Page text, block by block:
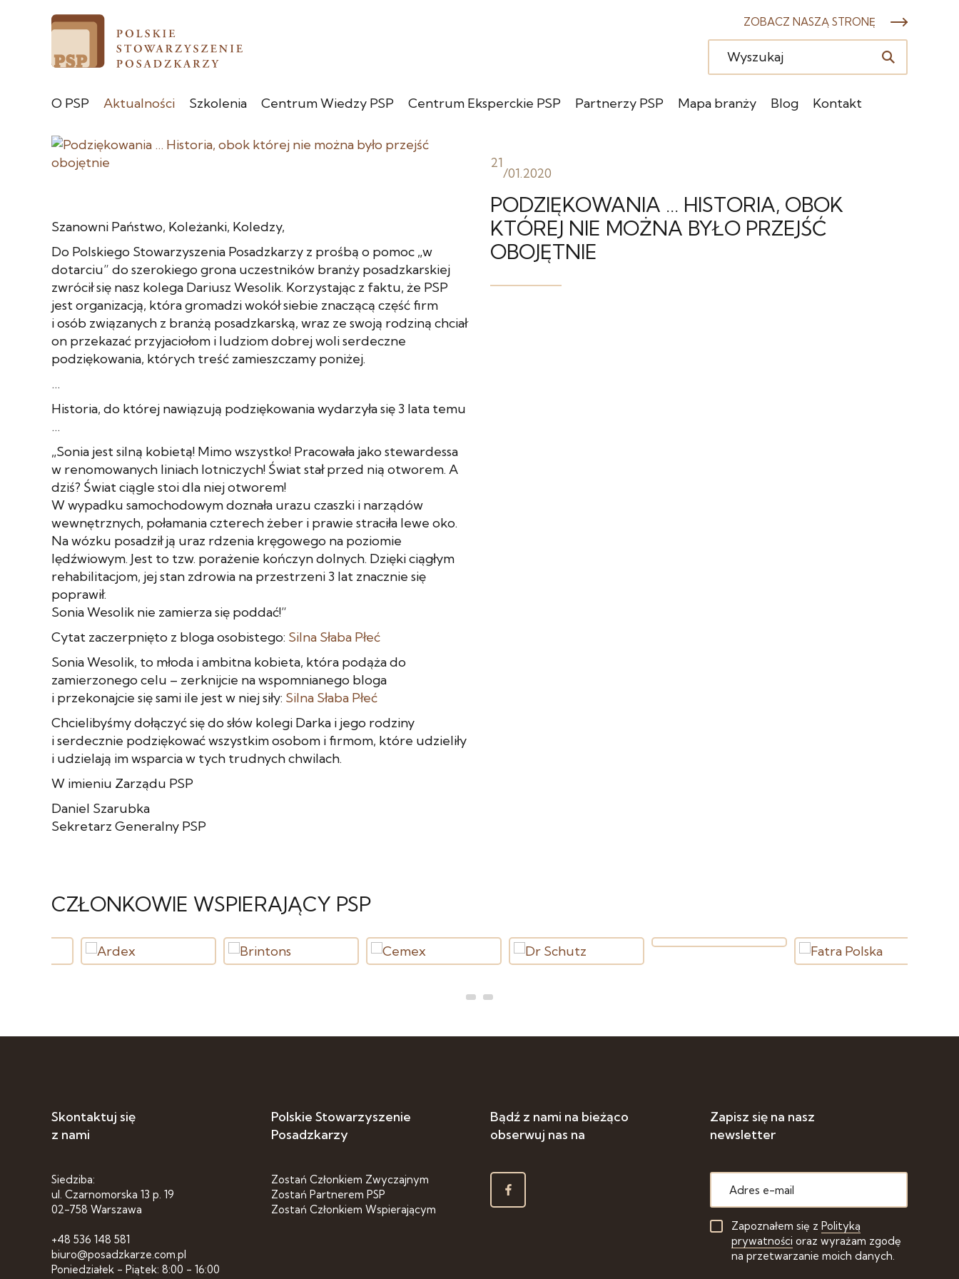
ZOBACZ NASZĄ STRONĘ
O PSP Aktualności Szkolenia Centrum Wiedzy PSP Centrum Eksperckie PSP Partnerzy PSP Mapa branży Blog Kontakt
21
/01.2020
PODZIĘKOWANIA … HISTORIA, OBOK
KTÓREJ NIE MOŻNA BYŁO PRZEJŚĆ
OBOJĘTNIE
Szanowni Państwo, Koleżanki, Koledzy,
Do Polskiego Stowarzyszenia Posadzkarzy z prośbą o pomoc „w
dotarciu” do szerokiego grona uczestników branży posadzkarskiej
zwrócił się nasz kolega Dariusz Wesolik. Korzystając z faktu, że PSP
jest organizacją, która gromadzi wokół siebie znaczącą część firm
i osób związanych z branżą posadzkarską, wraz ze swoją rodziną chciał
on przekazać przyjaciołom i ludziom dobrej woli serdeczne
podziękowania, których treść zamieszczamy poniżej.
…
Historia, do której nawiązują podziękowania wydarzyła się 3 lata temu
…
„Sonia jest silną kobietą! Mimo wszystko! Pracowała jako stewardessa
w renomowanych liniach lotniczych! Świat stał przed nią otworem. A
dziś? Świat ciągle stoi dla niej otworem!
W wypadku samochodowym doznała urazu czaszki i narządów
wewnętrznych, połamania czterech żeber i prawie straciła lewe oko.
Na wózku posadził ją uraz rdzenia kręgowego na poziomie
lędźwiowym. Jest to tzw. porażenie kończyn dolnych. Dzięki ciągłym
rehabilitacjom, jej stan zdrowia na przestrzeni 3 lat znacznie się
poprawił.
Sonia Wesolik nie zamierza się poddać!”
Cytat zaczerpnięto z bloga osobistego: Silna Słaba Płeć
Sonia Wesolik, to młoda i ambitna kobieta, która podąża do
zamierzonego celu – zerknijcie na wspomnianego bloga
i przekonajcie się sami ile jest w niej siły: Silna Słaba Płeć
Chcielibyśmy dołączyć się do słów kolegi Darka i jego rodziny
i serdecznie podziękować wszystkim osobom i firmom, które udzieliły
i udzielają im wsparcia w tych trudnych chwilach.
W imieniu Zarządu PSP
Daniel Szarubka
Sekretarz Generalny PSP
CZŁONKOWIE WSPIERAJĄCY PSP
Skontaktuj się
z nami
Siedziba:
ul. Czarnomorska 13 p. 19
02-758 Warszawa
+48 536 148 581
biuro@posadzkarze.com.pl
Poniedziałek - Piątek: 8:00 - 16:00
Polskie Stowarzyszenie
Posadzkarzy
Zostań Członkiem Zwyczajnym
Zostań Partnerem PSP
Zostań Członkiem Wspierającym
Bądź z nami na bieżąco
obserwuj nas na
Zapisz się na nasz
newsletter
Zapoznałem się z Polityką
prywatności oraz wyrażam zgodę
na przetwarzanie moich danych.